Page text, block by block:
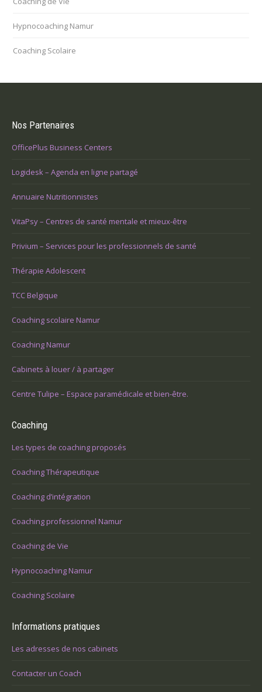
Hypnocoaching Namur
Coaching Scolaire
Nos Partenaires
OfficePlus Business Centers
Logidesk – Agenda en ligne partagé
Annuaire Nutritionnistes
VitaPsy – Centres de santé mentale et mieux-être
Privium – Services pour les professionnels de santé
Thérapie Adolescent
TCC Belgique
Coaching scolaire Namur
Coaching Namur
Cabinets à louer / à partager
Centre Tulipe – Espace paramédicale et bien-être.
Coaching
Les types de coaching proposés
Coaching Thérapeutique
Coaching d’intégration
Coaching professionnel Namur
Coaching de Vie
Hypnocoaching Namur
Coaching Scolaire
Informations pratiques
Les adresses de nos cabinets
Contacter un Coach